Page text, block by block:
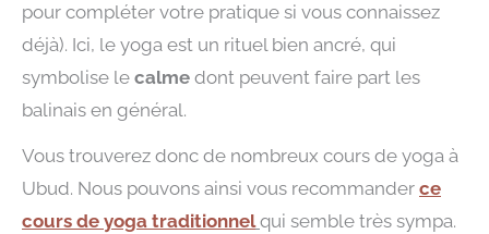
pour compléter votre pratique si vous connaissez
déjà). Ici, le yoga est un rituel bien ancré, qui
symbolise le calme dont peuvent faire part les
balinais en général.
Vous trouverez donc de nombreux cours de yoga à
Ubud. Nous pouvons ainsi vous recommander ce
cours de yoga traditionnel qui semble très sympa.